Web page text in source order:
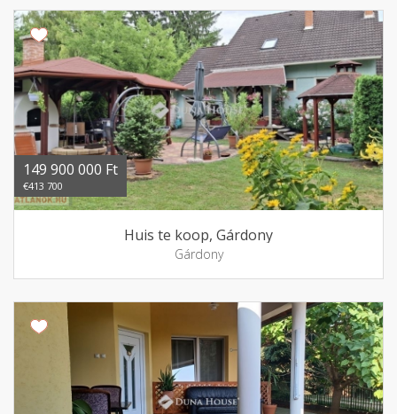
149 900 000 Ft
€413 700
Huis te koop, Gárdony
Gárdony